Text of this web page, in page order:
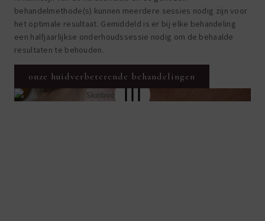
behandelmethode(s) kunnen meerdere sessies nodig zijn voor
het optimale resultaat. Gemiddeld is er bij elke behandeling
een halfjaarlijkse onderhoudssessie nodig om de behaalde
resultaten te behouden.
onze huidverbeterende behandelingen